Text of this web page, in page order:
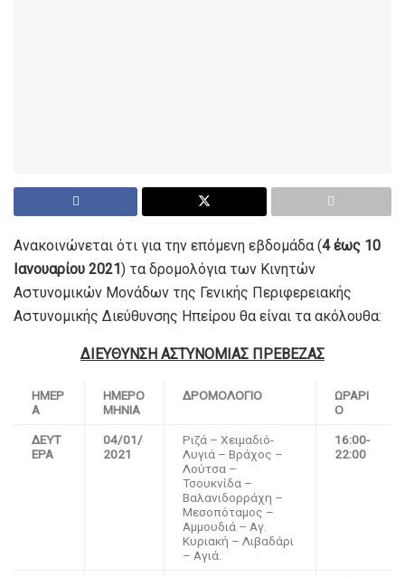
Ανακοινώνεται ότι για την επόμενη εβδομάδα (4 έως 10
Ιανουαρίου 2021 ) τα δρομολόγια των Κινητών
Αστυνομικών Μονάδων της Γενικής Περιφερειακής
Αστυνομικής Διεύθυνσης Ηπείρου θα είναι τα ακόλουθα:
ΔΙΕΥΘΥΝΣΗ ΑΣΤΥΝΟΜΙΑΣ ΠΡΕΒΕΖΑΣ
ΗΜΕΡ
Α
ΗΜΕΡΟ
ΜΗΝΙΑ
ΔΡΟΜΟΛΟΓΙΟ
ΩΡΑΡΙ
Ο
ΔΕΥΤ
ΕΡΑ
04/01/
2021
Ριζά – Χειμαδιό-
Λυγιά – Βράχος –
Λούτσα –
Τσουκνίδα –
Βαλανιδορράχη –
Μεσοπόταμος –
Αμμουδιά – Αγ.
Κυριακή – Λιβαδάρι
– Αγιά.
16:00-
22:00